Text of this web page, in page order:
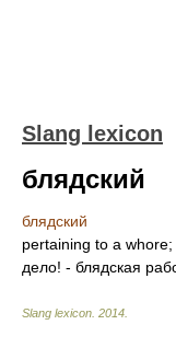
Slang lexicon
блядский
блядский
pertaining to a
дело! - блядская
Slang lexicon 2014